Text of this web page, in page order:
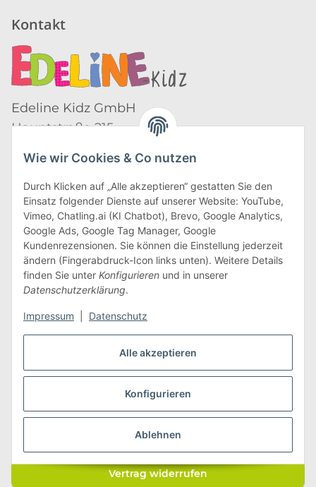
Alle akzeptieren
Konfigurieren
Ablehnen
Wie wir Cookies & Co nutzen
Durch Klicken auf „Alle akzeptieren“ gestatten Sie den
Einsatz folgender Dienste auf unserer Website: YouTube,
Vimeo, Chatling.ai (KI Chatbot), Brevo, Google Analytics,
Google Ads, Google Tag Manager, Google
Kundenrezensionen. Sie können die Einstellung jederzeit
ändern (Fingerabdruck-Icon links unten). Weitere Details
finden Sie unter Konfigurieren und in unserer
Datenschutzerklärung.
Impressum Datenschutz
Kontakt
Edeline Kidz GmbH
Hauptstraße 215
Fax: +49 (0) 37329 7388009
E-Mail: info@edeline-kidz.de
Mo. - Do.: 8:00 - 16:00 Uhr
Fr.: 8:00 - 14:00 Uhr
Zum Kontaktformular
Informationen
Unternehmen
Inspiration & mehr
Vertrag widerrufen